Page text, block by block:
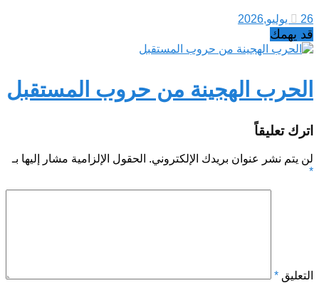
26 يوليو,2026
قد يهمك
الحرب الهجينة من حروب المستقبل
اترك تعليقاً
لن يتم نشر عنوان بريدك الإلكتروني. الحقول الإلزامية مشار إليها بـ
*
التعليق *